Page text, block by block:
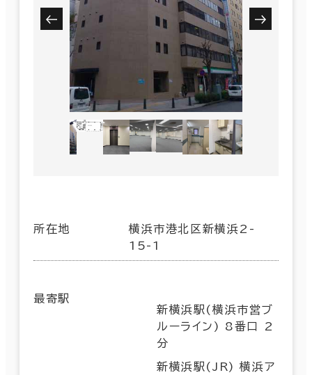
所在地
横浜市港北区新横浜2-
15-1
最寄駅
新横浜駅(横浜市営ブ
ルーライン) 8番口 2
分
新横浜駅(JR) 横浜ア